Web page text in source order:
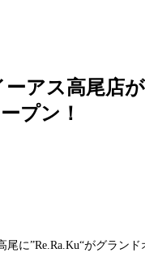
ーアス高尾店
プン！
尾に”Re.Ra.Ku“がグランド